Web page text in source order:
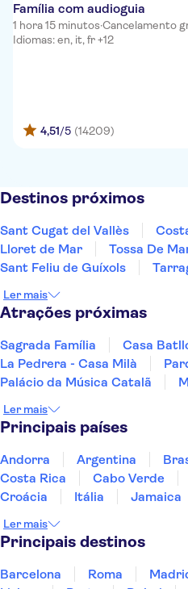
Família com audioguia
1 hora 15 minutos·Cancelamento
Idiomas: en, it, fr +12
4,51/5 (14209)
Destinos próximos
Sant Cugat del Vallès
Lloret de Mar
Tossa De
Sant Feliu de Guíxols
Deltebre
Peñíscola
Ler mais
Atrações próximas
Sagrada Família
Casa
La Pedrera - Casa Milà
Palácio da Música Catalã
Plaça de les Glòries Catalanes
Estádio Santiago Bernabéu
Museu do Prado
Museu
Ler mais
Principais países
Andorra Argentina
Costa Rica
Cabo Verde
Croácia
Itália Jamaica
Portugal
Singapura
Ler mais
Principais destinos
Barcelona Roma